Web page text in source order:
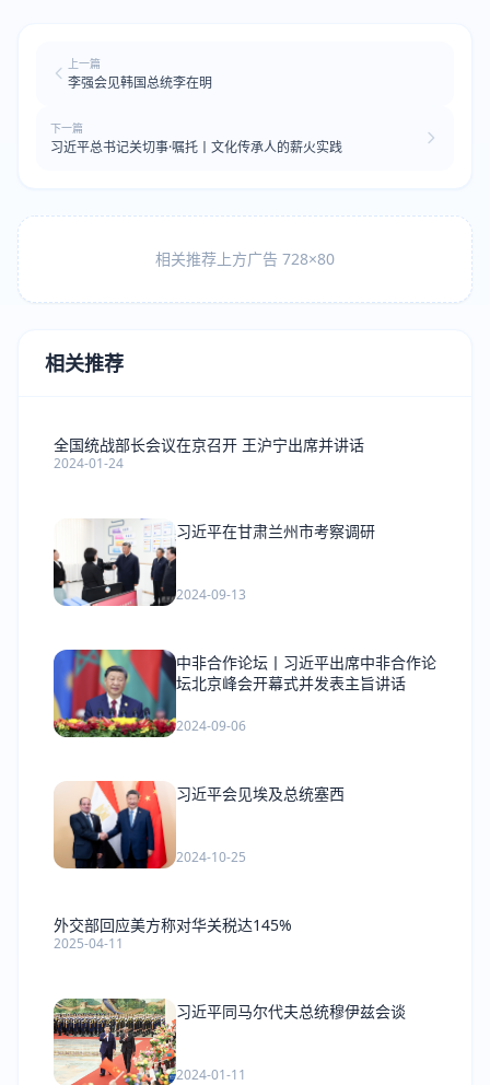
上一篇
李强会见韩国总统李在明
下一篇
习近平总书记关切事·嘱托丨文化传承人的薪火实践
相关推荐上方广告 728×80
相关推荐
全国统战部长会议在京召开 王沪宁出席并讲话
2024-01-24
习近平在甘肃兰州市考察调研
2024-09-13
中非合作论坛丨习近平出席中非合作论
坛北京峰会开幕式并发表主旨讲话
2024-09-06
习近平会见埃及总统塞西
2024-10-25
外交部回应美方称对华关税达145%
2025-04-11
习近平同马尔代夫总统穆伊兹会谈
2024-01-11